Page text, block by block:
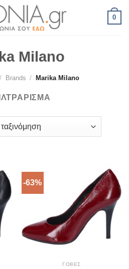
0
Milano
/ Brands / Marika Milano
-63%
ΓΌΒΕΣ